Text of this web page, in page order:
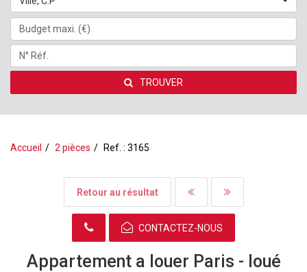
TROUVER
Accueil 2 pièces Ref. : 3165
Retour au résultat
CONTACTEZ-NOUS
Appartement a louer Paris - loué